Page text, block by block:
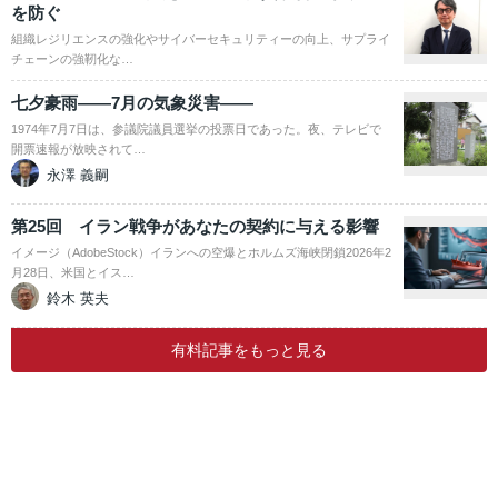
を防ぐ
組織レジリエンスの強化やサイバーセキュリティーの向上、サプライ
チェーンの強靭化な…
七夕豪雨――7月の気象災害――
1974年7月7日は、参議院議員選挙の投票日であった。夜、テレビで
開票速報が放映されて…
永澤 義嗣
第25回 イラン戦争があなたの契約に与える影響
イメージ（AdobeStock）イランへの空爆とホルムズ海峡閉鎖2026年2
月28日、米国とイス…
鈴木 英夫
有料記事をもっと見る